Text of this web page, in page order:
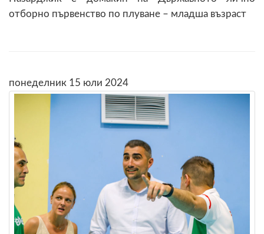
отборно първенство по плуване – младша възраст
понеделник 15 юли 2024